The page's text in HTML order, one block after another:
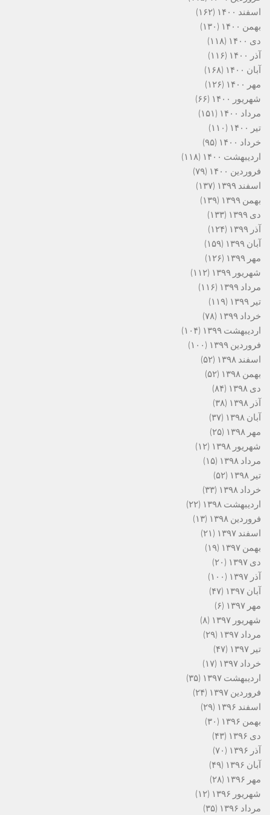
اسفند ۱۴۰۰
(۱۶۲)
بهمن ۱۴۰۰
(۱۳۰)
دی ۱۴۰۰
(۱۱۸)
آذر ۱۴۰۰
(۱۱۶)
آبان ۱۴۰۰
(۱۶۸)
مهر ۱۴۰۰
(۱۲۶)
شهریور ۱۴۰۰
(۶۶)
مرداد ۱۴۰۰
(۱۵۱)
تیر ۱۴۰۰
(۱۱۰)
خرداد ۱۴۰۰
(۹۵)
اردیبهشت ۱۴۰۰
(۱۱۸)
فروردین ۱۴۰۰
(۷۹)
اسفند ۱۳۹۹
(۱۳۷)
بهمن ۱۳۹۹
(۱۳۹)
دی ۱۳۹۹
(۱۳۳)
آذر ۱۳۹۹
(۱۲۴)
آبان ۱۳۹۹
(۱۵۹)
مهر ۱۳۹۹
(۱۲۶)
شهریور ۱۳۹۹
(۱۱۲)
مرداد ۱۳۹۹
(۱۱۶)
تیر ۱۳۹۹
(۱۱۹)
خرداد ۱۳۹۹
(۷۸)
اردیبهشت ۱۳۹۹
(۱۰۴)
فروردین ۱۳۹۹
(۱۰۰)
اسفند ۱۳۹۸
(۵۲)
بهمن ۱۳۹۸
(۵۲)
دی ۱۳۹۸
(۸۴)
آذر ۱۳۹۸
(۳۸)
آبان ۱۳۹۸
(۳۷)
مهر ۱۳۹۸
(۲۵)
شهریور ۱۳۹۸
(۱۲)
مرداد ۱۳۹۸
(۱۵)
تیر ۱۳۹۸
(۵۲)
خرداد ۱۳۹۸
(۳۳)
اردیبهشت ۱۳۹۸
(۲۲)
فروردین ۱۳۹۸
(۱۳)
اسفند ۱۳۹۷
(۲۱)
بهمن ۱۳۹۷
(۱۹)
دی ۱۳۹۷
(۲۰)
آذر ۱۳۹۷
(۱۰۰)
آبان ۱۳۹۷
(۴۷)
مهر ۱۳۹۷
(۶)
شهریور ۱۳۹۷
(۸)
مرداد ۱۳۹۷
(۲۹)
تیر ۱۳۹۷
(۴۷)
خرداد ۱۳۹۷
(۱۷)
اردیبهشت ۱۳۹۷
(۳۵)
فروردین ۱۳۹۷
(۲۴)
اسفند ۱۳۹۶
(۲۹)
بهمن ۱۳۹۶
(۳۰)
دی ۱۳۹۶
(۴۳)
آذر ۱۳۹۶
(۷۰)
آبان ۱۳۹۶
(۴۹)
مهر ۱۳۹۶
(۲۸)
شهریور ۱۳۹۶
(۱۲)
مرداد ۱۳۹۶
(۳۵)